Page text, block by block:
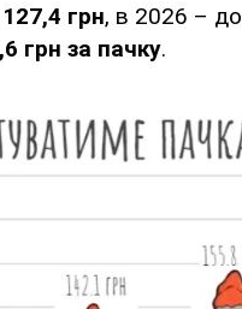
127,4 грн, в 2026 – до
грн за пачку.